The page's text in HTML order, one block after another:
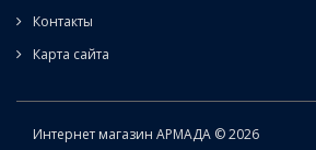
Контакты
Карта сайта
Интернет магазин АРМАДА © 2026